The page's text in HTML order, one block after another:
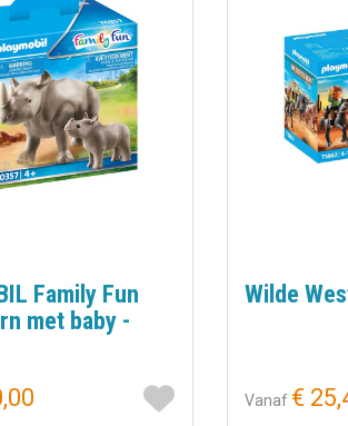
Family Fun
met baby -
Wilde
Vanaf €